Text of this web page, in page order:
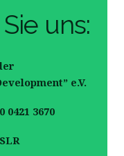
uns:
e.V.
0421 3670